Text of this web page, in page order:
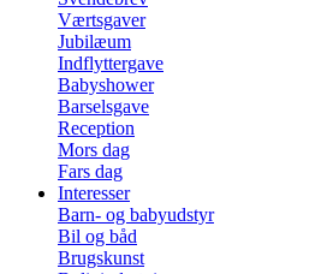
Værtsgaver
Jubilæum
Indflyttergave
Babyshower
Barselsgave
Reception
Mors dag
Fars dag
Interesser
Barn- og babyudstyr
Bil og båd
Brugskunst